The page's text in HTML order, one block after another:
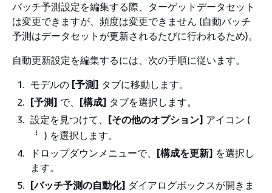
バッチ予測設定を編集する際、ターゲットデータセット
は変更できますが、頻度は変更できません (自動バッチ
予測はデータセットが更新されるたびに行われるため)。
自動更新設定を編集するには、次の手順に従います。
モデルの [予測] タブに移動します。
[予測] で、 [構成] タブを選択します。
設定を見つけて、
[その他のオプション] アイコン (
) を選択します。
ドロップダウンメニューで、
[構成を更新] を選択し
ます。
[バッチ予測の自動化] ダイアログボックスが開きま